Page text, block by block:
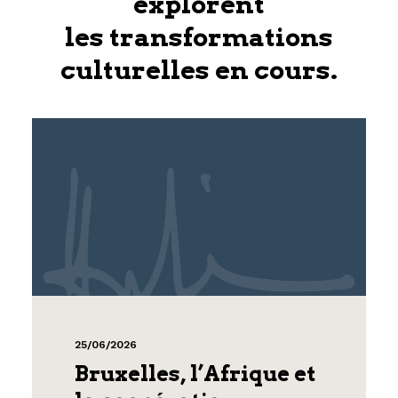
les transformations
culturelles en cours.
25/06/2026
Bruxelles, l’Afrique et